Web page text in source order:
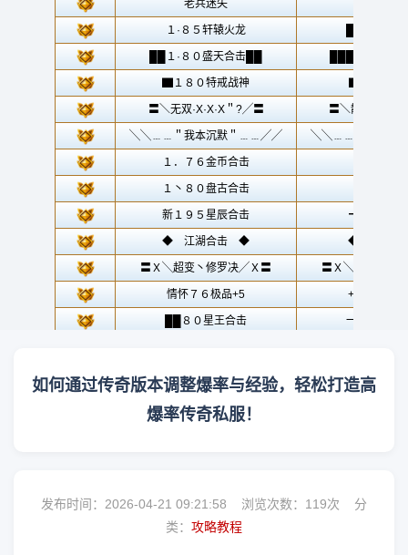
如何通过传奇版本调整爆率与经验，轻松打造高
爆率传奇私服！
发布时间：2026-04-21 09:21:58 浏览次数： 119次 分
类： 攻略教程